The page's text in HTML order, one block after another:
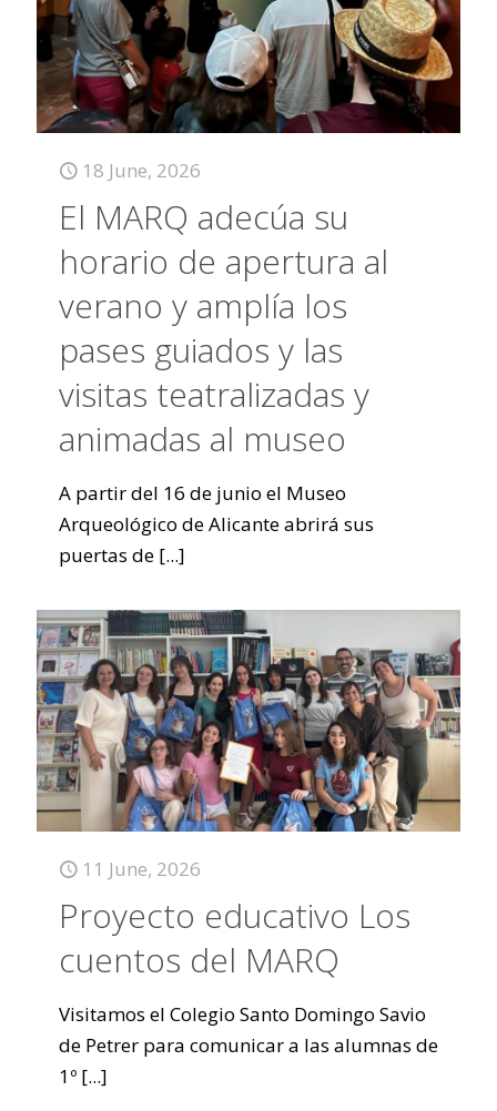
18 June, 2026
El MARQ adecúa su
horario de apertura al
verano y amplía los
pases guiados y las
visitas teatralizadas y
animadas al museo
A partir del 16 de junio el Museo
Arqueológico de Alicante abrirá sus
puertas de [...]
11 June, 2026
Proyecto educativo Los
cuentos del MARQ
Visitamos el Colegio Santo Domingo Savio
de Petrer para comunicar a las alumnas de
1º [...]